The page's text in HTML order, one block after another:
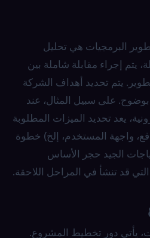
البرمجيات هي تحليل
يتم إجراء مقابلة شاملة بين
يتم تحديد أهداف الشركة
بوضوح. على سبيل المثال، عند
يعد تحديد الميزات المطلوبة
واجهة المستخدم، إلخ) خطوة
الجيد حجر الأساس
قد تنشأ في المراحل اللاحقة.
يأتي دور تخطيط المشروع.